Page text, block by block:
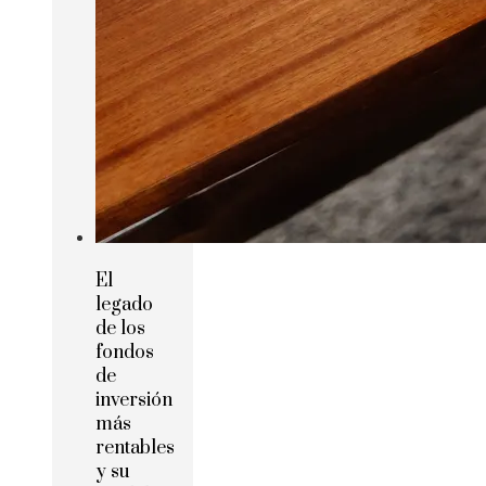
El
legado
de los
fondos
de
inversión
más
rentables
y su